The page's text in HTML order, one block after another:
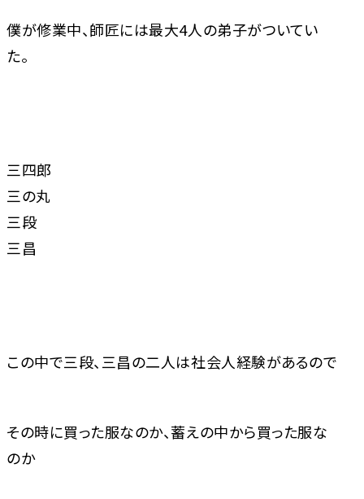
僕が修業中、師匠には最大4人の弟子がついてい
た。
三四郎
三の丸
三段
三昌
この中で三段、三昌の二人は社会人経験があるので
その時に買った服なのか、蓄えの中から買った服な
のか